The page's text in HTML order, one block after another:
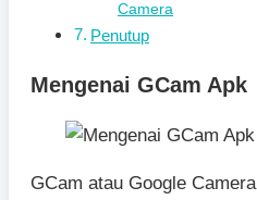
Camera
Penutup
Mengenai GCam Apk
GCam atau Google Camera